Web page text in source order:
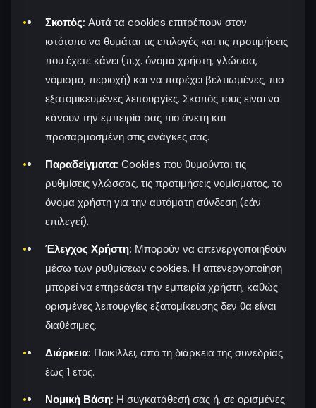
Σκοπός: Αυτά τα cookies επιτρέπουν στον
ιστότοπο να θυμάται τις επιλογές και τις προτιμήσεις
που έχετε κάνει (π.χ. όνομα χρήστη, γλώσσα,
νόμισμα, περιοχή) και να παρέχει βελτιωμένες, πιο
εξατομικευμένες λειτουργίες. Σκοπός τους είναι να
κάνουν την εμπειρία σας πιο άνετη και
προσαρμοσμένη στις ανάγκες σας.
Παραδείγματα: Cookies που θυμούνται τις
ρυθμίσεις γλώσσας, τις προτιμήσεις νομίσματος, το
όνομα χρήστη για την αυτόματη σύνδεση (εάν
επιλεγεί).
Έλεγχος Χρήστη: Μπορούν να απενεργοποιηθούν
μέσω των ρυθμίσεων cookies. Η απενεργοποίηση
μπορεί να επηρεάσει την εμπειρία χρήστη, καθώς
ορισμένες λειτουργίες εξατομίκευσης δεν θα είναι
διαθέσιμες.
Διάρκεια: Ποικίλλει, από τη διάρκεια της συνεδρίας
έως 1 έτος.
Νομική Βάση: Η συγκατάθεσή σας ή, σε ορισμένες